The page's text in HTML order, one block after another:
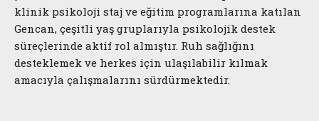
klinik psikoloji staj ve eğitim programlarına katılan
Gencan, çeşitli yaş gruplarıyla psikolojik destek
süreçlerinde aktif rol almıştır. Ruh sağlığını
desteklemek ve herkes için ulaşılabilir kılmak
amacıyla çalışmalarını sürdürmektedir.